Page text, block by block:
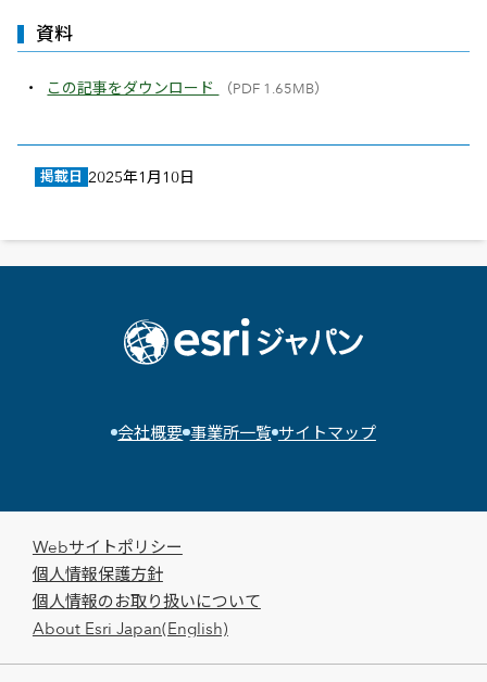
掲載日 2025年1月10日
資料
この記事をダウンロード （PDF 1.65MB）
会社概要 事業所一覧 サイトマップ
Webサイトポリシー
個人情報保護方針
個人情報のお取り扱いについて
About Esri Japan(English)